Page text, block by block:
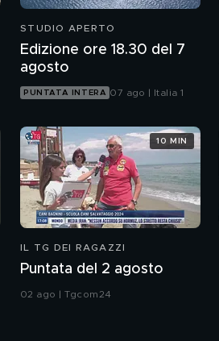
STUDIO APERTO
Edizione ore 18.30 del 7
agosto
PUNTATA INTERA 07 ago | Italia 1
IL TG DEI RAGAZZI
Puntata del 2 agosto
02 ago | Tgcom24
10 MIN